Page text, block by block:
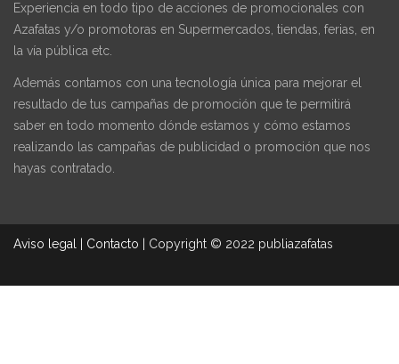
Experiencia en todo tipo de acciones de promocionales con
Azafatas y/o promotoras en Supermercados, tiendas, ferias, en
la vía pública etc.
Además contamos con una tecnología única para mejorar el
resultado de tus campañas de promoción que te permitirá
saber en todo momento dónde estamos y cómo estamos
realizando las campañas de publicidad o promoción que nos
hayas contratado.
Aviso legal Contacto Copyright © 2022 publiazafatas